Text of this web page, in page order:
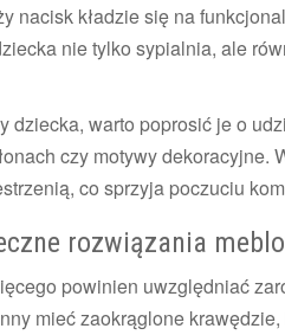
nacisk kładzie się na
nie tylko sypialnia, ale
dziecka, warto poprosić je o
czy motywy dekoracyjne.
co sprzyja poczuciu
rozwiązania
powinien uwzględniać
mieć zaokrąglone